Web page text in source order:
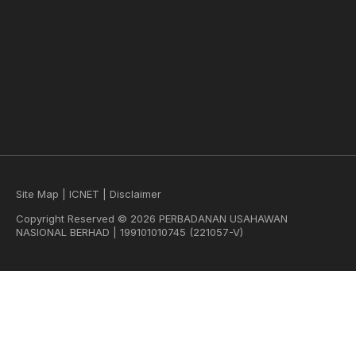
Site Map ICNET
Disclaimer
Copyright Reserved © 2026 PERBADANAN USAHAWAN
NASIONAL BERHAD | 199101010745 (221057-V)